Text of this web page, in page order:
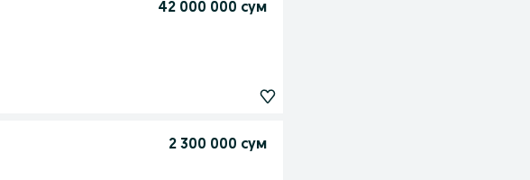
42 000 000 сум
2 300 000 сум